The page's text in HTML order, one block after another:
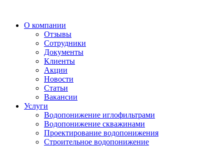
О компании
Отзывы
Сотрудники
Документы
Клиенты
Акции
Новости
Статьи
Вакансии
Услуги
Водопонижение иглофильтрами
Водопонижение скважинами
Проектирование водопонижения
Строительное водопонижение